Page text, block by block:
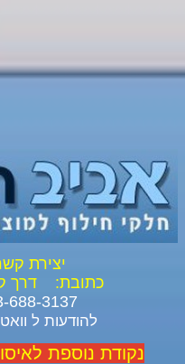
יצירת
כתובת:
דרך
להודעות ל וואטסאפ 0522-
נקודת נוספת